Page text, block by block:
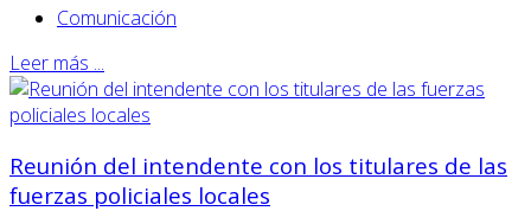
Comunicación
Leer más ...
Reunión del intendente con los titulares de las
fuerzas policiales locales